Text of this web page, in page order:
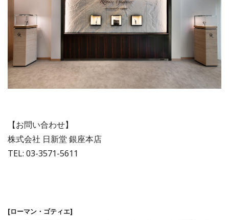
【お問い合わせ】
株式会社 日新堂 銀座本店
TEL: 03-3571-5611
[ローマン・ゴティエ]